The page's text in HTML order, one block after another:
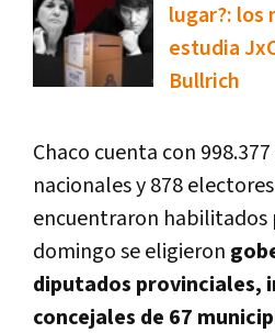
lugar?: los
estudia
Bullrich
Chaco cuenta con
nacionales y 878
encuentraron habilitados
domingo se eligieron
diputados provinciales,
concejales de 67